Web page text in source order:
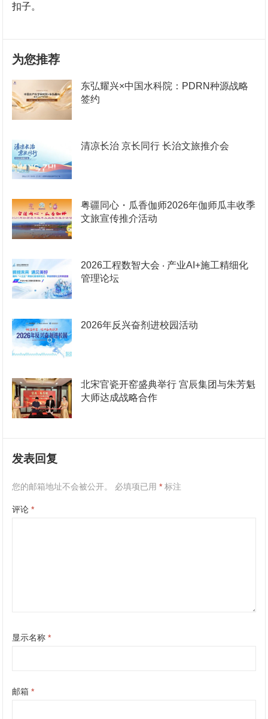
扣子。
为您推荐
东弘耀兴×中国水科院：PDRN种源战略
签约
清凉长治 京长同行 长治文旅推介会
粤疆同心・瓜香伽师2026年伽师瓜丰收季
文旅宣传推介活动
2026工程数智大会 ‧ 产业AI+施工精细化
管理论坛
2026年反兴奋剂进校园活动
北宋官瓷开窑盛典举行 宫辰集团与朱芳魁
大师达成战略合作
发表回复
您的邮箱地址不会被公开。 必填项已用* 标注
评论*
显示名称*
邮箱*